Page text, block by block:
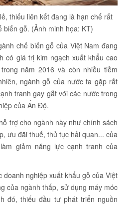
thiếu liên kết đang là hạn chế rất
biến gỗ. (Ảnh minh họa: KT)
chế biến gỗ của Việt Nam đang
có giá trị kim ngạch xuất khẩu cao
năm 2016 và còn nhiều tiềm
ngành gỗ của nước ta gặp rất
tranh gay gắt với các nước trong
của Ấn Độ.
trợ cho ngành này như chính sách
ưu đãi thuế, thủ tục hải quan... của
giảm năng lực cạnh tranh của
doanh nghiệp xuất khẩu gỗ của Việt
của ngành thấp, sử dụng máy móc
đó, thiếu đầu tư phát triển nguồn